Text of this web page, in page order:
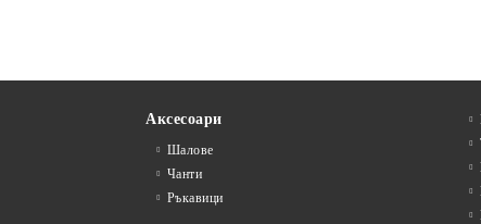
Аксесоари
Шалове
Чанти
Ръкавици